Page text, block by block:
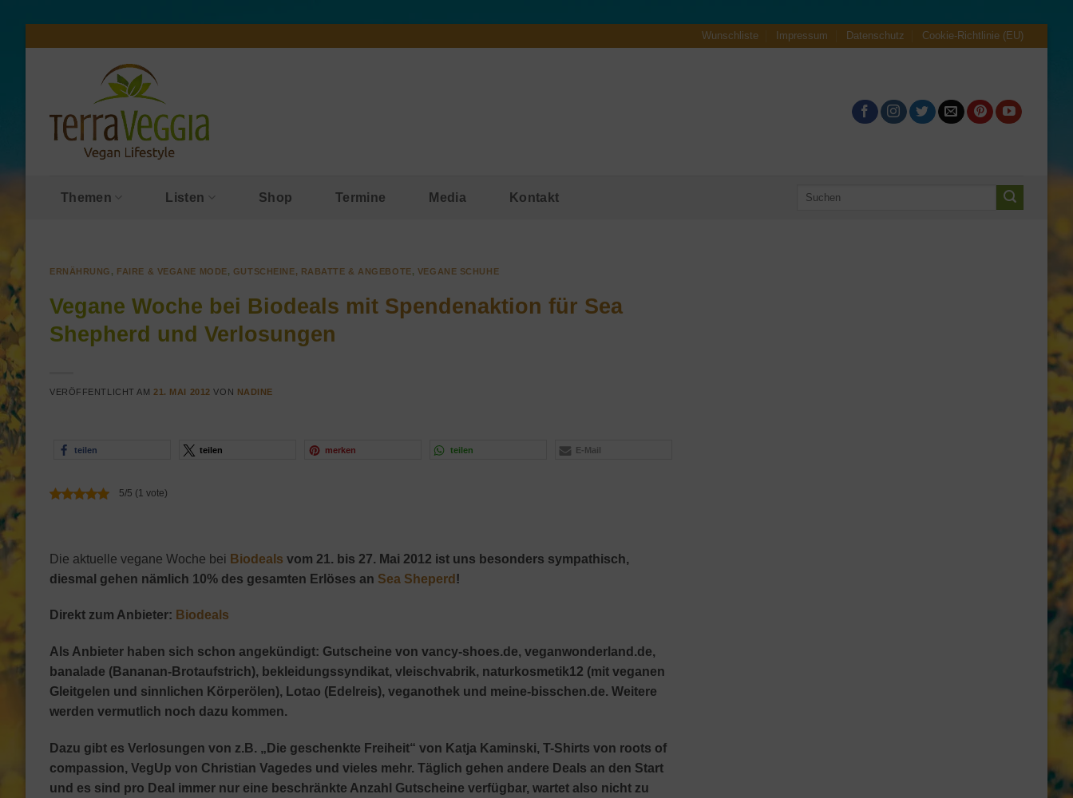
Wunschliste Impressum Datenschutz Cookie-Richtlinie (EU)
Themen Listen Shop Termine Media Kontakt
Suche
ERNÄHRUNG , FAIRE & VEGANE MODE, GUTSCHEINE, RABATTE & ANGEBOTE, VEGANE SCHUHE
Vegane Woche bei Biodeals mit Spendenaktion für Sea
Shepherd und Verlosungen
VERÖFFENTLICHT AM 21. MAI 2012 VON NADINE
teilen teilen merken teilen E-Mail
5/5 (1 vote)
Die aktuelle vegane Woche bei Biodeals vom 21. bis 27. Mai 2012 ist uns besonders sympathisch,
diesmal gehen nämlich 10% des gesamten Erlöses an Sea Sheperd !
Direkt zum Anbieter: Biodeals
Als Anbieter haben sich schon angekündigt: Gutscheine von vancy-shoes.de, veganwonderland.de,
banalade (Bananan-Brotaufstrich), bekleidungssyndikat, vleischvabrik, naturkosmetik12 (mit veganen
Gleitgelen und sinnlichen Körperölen), Lotao (Edelreis), veganothek und meine-bisschen.de. Weitere
werden vermutlich noch dazu kommen.
Dazu gibt es Verlosungen von z.B. „Die geschenkte Freiheit“ von Katja Kaminski, T-Shirts von roots of
compassion, VegUp von Christian Vagedes und vieles mehr. Täglich gehen andere Deals an den Start
und es sind pro Deal immer nur eine beschränkte Anzahl Gutscheine verfügbar, wartet also nicht zu